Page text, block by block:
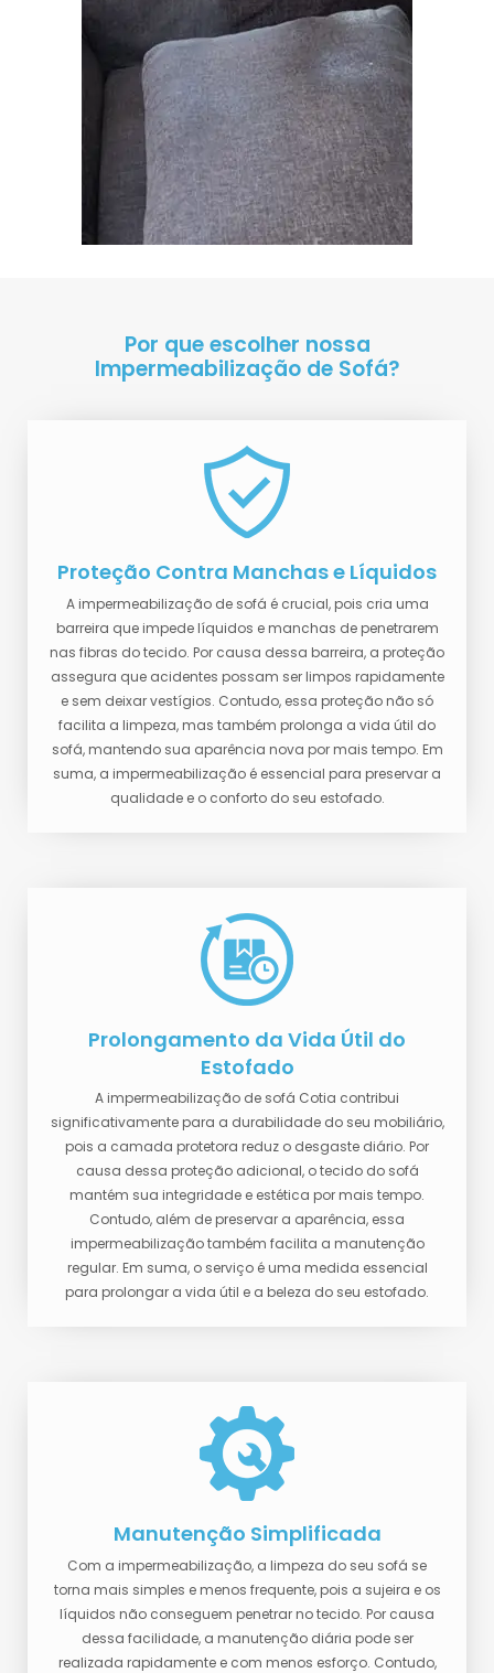
Por que escolher nossa
Impermeabilização de Sofá?
Proteção Contra Manchas e Líquidos
A impermeabilização de sofá é crucial, pois cria uma
barreira que impede líquidos e manchas de penetrarem
nas fibras do tecido. Por causa dessa barreira, a proteção
assegura que acidentes possam ser limpos rapidamente
e sem deixar vestígios. Contudo, essa proteção não só
facilita a limpeza, mas também prolonga a vida útil do
sofá, mantendo sua aparência nova por mais tempo. Em
suma, a impermeabilização é essencial para preservar a
qualidade e o conforto do seu estofado.
Prolongamento da Vida Útil do
Estofado
A impermeabilização de sofá Cotia contribui
significativamente para a durabilidade do seu mobiliário,
pois a camada protetora reduz o desgaste diário. Por
causa dessa proteção adicional, o tecido do sofá
mantém sua integridade e estética por mais tempo.
Contudo, além de preservar a aparência, essa
impermeabilização também facilita a manutenção
regular. Em suma, o serviço é uma medida essencial
para prolongar a vida útil e a beleza do seu estofado.
Manutenção Simplificada
Com a impermeabilização, a limpeza do seu sofá se
torna mais simples e menos frequente, pois a sujeira e os
líquidos não conseguem penetrar no tecido. Por causa
dessa facilidade, a manutenção diária pode ser
realizada rapidamente e com menos esforço. Contudo,